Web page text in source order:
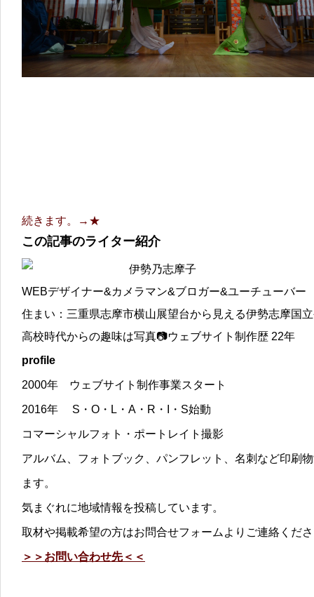
続きます。→★
この記事のライター紹介
伊勢乃志摩子
WEBデザイナー&カメラマン&ブロガー&ユーチューバー
住まい：三重県志摩市横山展望台から見える伊勢志摩国
高校時代からの趣味は写真📷ウェブサイト制作歴 22年
profile
2000年 ウェブサイト制作事業スタート
2016年 S・O・L・A・R・I・S始動
コマーシャルフォト・ポートレイト撮影
アルバム、フォトブック、パンフレット、名刺など印刷
ます。
気まぐれに地域情報を投稿しています。
取材や掲載希望の方はお問合せフォームよりご連絡くだ
＞＞お問い合わせ先＜＜